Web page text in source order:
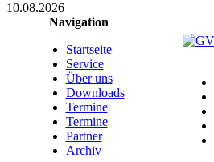
10.08.2026
Navigation
Startseite
Service
Über uns
Downloads
Termine
Termine
Partner
Archiv